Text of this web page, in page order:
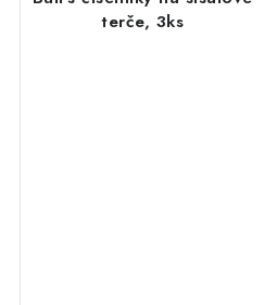
terče, 3ks